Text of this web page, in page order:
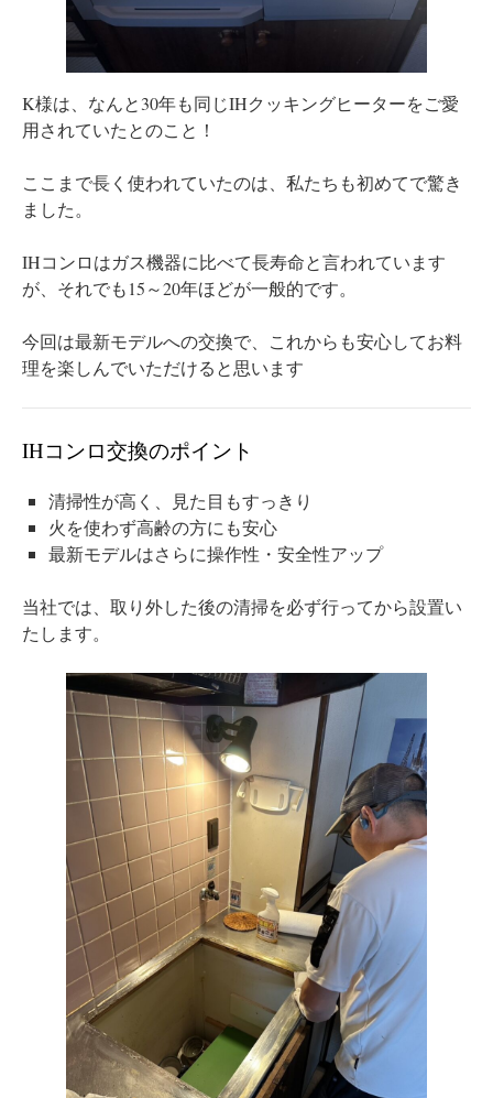
K様は、なんと30年も同じIHクッキングヒーターをご愛
用されていたとのこと！
ここまで長く使われていたのは、私たちも初めてで驚き
ました。
IHコンロはガス機器に比べて長寿命と言われています
が、それでも15～20年ほどが一般的です。
今回は最新モデルへの交換で、これからも安心してお料
理を楽しんでいただけると思います
IHコンロ交換のポイント
清掃性が高く、見た目もすっきり
火を使わず高齢の方にも安心
最新モデルはさらに操作性・安全性アップ
当社では、取り外した後の清掃を必ず行ってから設置い
たします。